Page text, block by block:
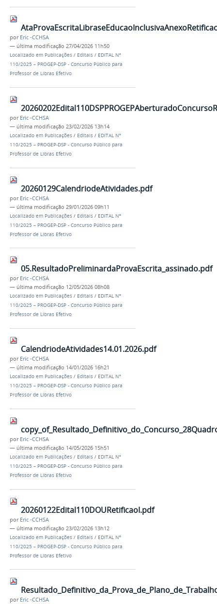
por Eric -CCHSA
— última modificação 27/04/2026 11h50
Localizado em Publicações / Editais / EDITAL Nº
110/2025 – PROGEP-DSP - Concurso Público para
Professor de Libras Efetivo
por Eric -CCHSA
— última modificação 23/02/2026 13h14
Localizado em Publicações / Editais / EDITAL Nº
110/2025 – PROGEP-DSP - Concurso Público para
Professor de Libras Efetivo
20260129CalendriodeAtividades.pdf
por Eric -CCHSA
— última modificação 29/01/2026 09h11
Localizado em Publicações / Editais / EDITAL Nº
110/2025 – PROGEP-DSP - Concurso Público para
Professor de Libras Efetivo
05.ResultadoPreliminardaProvaEscrita_assinado.pdf
por Eric -CCHSA
— última modificação 12/05/2026 08h08
Localizado em Publicações / Editais / EDITAL Nº
110/2025 – PROGEP-DSP - Concurso Público para
Professor de Libras Efetivo
CalendriodeAtividades14.01.2026.pdf
por Eric -CCHSA
— última modificação 14/01/2026 16h21
Localizado em Publicações / Editais / EDITAL Nº
110/2025 – PROGEP-DSP - Concurso Público para
Professor de Libras Efetivo
por Eric -CCHSA
— última modificação 14/05/2026 15h51
Localizado em Publicações / Editais / EDITAL Nº
110/2025 – PROGEP-DSP - Concurso Público para
Professor de Libras Efetivo
20260122Edital110DOURetificaoI.pdf
por Eric -CCHSA
— última modificação 23/02/2026 13h12
Localizado em Publicações / Editais / EDITAL Nº
110/2025 – PROGEP-DSP - Concurso Público para
Professor de Libras Efetivo
por Eric -CCHSA